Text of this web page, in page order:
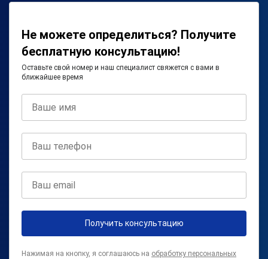
Не можете определиться? Получите
бесплатную консультацию!
Оставьте свой номер и наш специалист свяжется с вами в
ближайшее время
Получить консультацию
Нажимая на кнопку, я соглашаюсь на обработку персональных